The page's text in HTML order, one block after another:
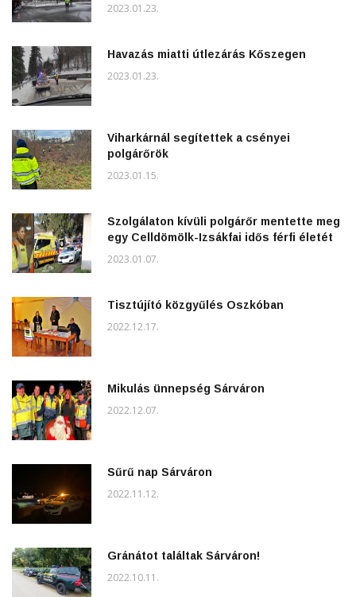
2023.01.23.
Havazás miatti útlezárás Kőszegen
2023.01.23.
Viharkárnál segítettek a csényei
polgárőrök
2023.01.15.
Szolgálaton kívüli polgárőr mentette meg
egy Celldömölk-Izsákfai idős férfi életét
2023.01.07.
Tisztújító közgyűlés Oszkóban
2022.12.17.
Mikulás ünnepség Sárváron
2022.12.07.
Sűrű nap Sárváron
2022.11.12.
Gránátot találtak Sárváron!
2022.10.11.